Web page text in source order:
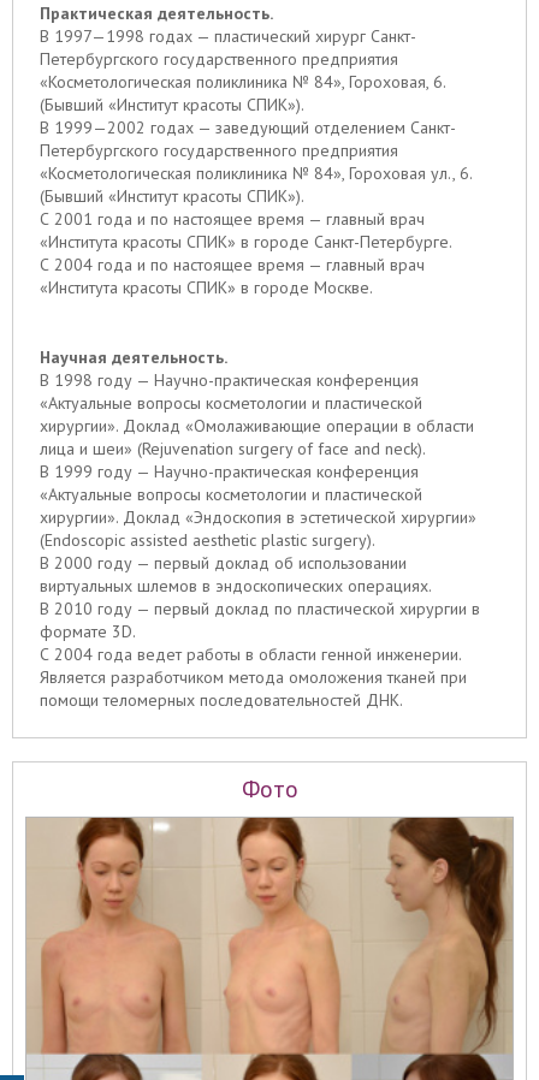
Практическая деятельность.
В 1997—1998 годах — пластический хирург Санкт-
Петербургского государственного предприятия
«Косметологическая поликлиника № 84», Гороховая, 6.
(Бывший «Институт красоты СПИК»).
В 1999—2002 годах — заведующий отделением Санкт-
Петербургского государственного предприятия
«Косметологическая поликлиника № 84», Гороховая ул., 6.
(Бывший «Институт красоты СПИК»).
С 2001 года и по настоящее время — главный врач
«Института красоты СПИК» в городе Санкт-Петербурге.
С 2004 года и по настоящее время — главный врач
«Института красоты СПИК» в городе Москве.
Научная деятельность.
В 1998 году — Научно-практическая конференция
«Актуальные вопросы косметологии и пластической
хирургии». Доклад «Омолаживающие операции в области
лица и шеи» (Rejuvenation surgery of face and neck).
В 1999 году — Научно-практическая конференция
«Актуальные вопросы косметологии и пластической
хирургии». Доклад «Эндоскопия в эстетической хирургии»
(Endoscopic assisted aesthetic plastic surgery).
В 2000 году — первый доклад об использовании
виртуальных шлемов в эндоскопических операциях.
В 2010 году — первый доклад по пластической хирургии в
формате 3D.
С 2004 года ведет работы в области генной инженерии.
Является разработчиком метода омоложения тканей при
помощи теломерных последовательностей ДНК.
Фото